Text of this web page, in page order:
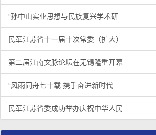
“孙中山实业思想与民族复兴学术研
民革江苏省十一届十次常委（扩大）
第二届江南文脉论坛在无锡隆重开幕
“风雨同舟七十载 携手奋进新时代
民革江苏省委成功举办庆祝中华人民